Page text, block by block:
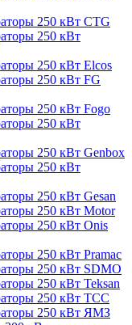
250 кВт CTG
250 кВт
250 кВт Elcos
250 кВт FG
250 кВт Fogo
250 кВт
250 кВт Genbox
250 кВт
250 кВт Gesan
250 кВт Motor
250 кВт Onis
250 кВт Pramac
250 кВт SDMO
250 кВт Teksan
250 кВт ТСС
250 кВт ЯМЗ